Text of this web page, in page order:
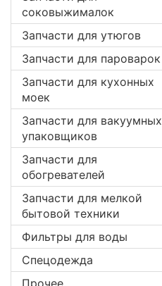
соковыжималок
Запчасти для утюгов
Запчасти для пароварок
Запчасти для кухонных
моек
Запчасти для вакуумных
упаковщиков
Запчасти для
обогревателей
Запчасти для мелкой
бытовой техники
Фильтры для воды
Спецодежда
Прочее